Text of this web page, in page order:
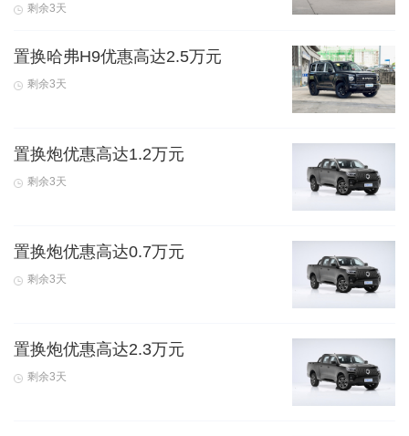
剩余3天
置换哈弗H9优惠高达2.5万元
剩余3天
置换炮优惠高达1.2万元
剩余3天
置换炮优惠高达0.7万元
剩余3天
置换炮优惠高达2.3万元
剩余3天